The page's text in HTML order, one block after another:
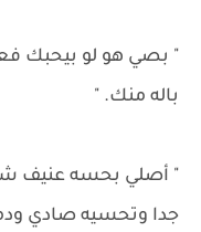
" بصي هو لو بيحبك
باله منك. "
" أصلي بحسه عنيف
جدا وتحسيه صادي